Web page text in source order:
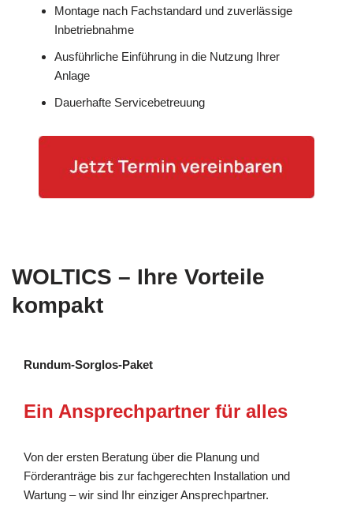
Montage nach Fachstandard und zuverlässige
Inbetriebnahme
Ausführliche Einführung in die Nutzung Ihrer
Anlage
Dauerhafte Servicebetreuung
WOLTICS – Ihre Vorteile
kompakt
Rundum-Sorglos-Paket
Ein Ansprechpartner für alles
Von der ersten Beratung über die Planung und
Förderanträge bis zur fachgerechten Installation und
Wartung – wir sind Ihr einziger Ansprechpartner.